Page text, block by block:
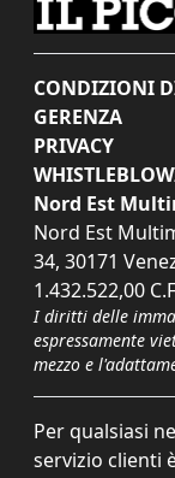
CONDIZIONI
GERENZA
PRIVACY
Nord Est
Nord Est
34, 30171
1.432.522,00
I diritti delle
espressamente
mezzo e
Per qualsiasi
servizio clienti